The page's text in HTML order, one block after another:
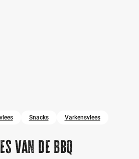
Snacks Varkensvlees
van de bbq